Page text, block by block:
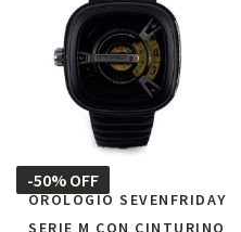
-50% OFF
OROLOGIO SEVENFRIDAY
SERIE M CON CINTURINO